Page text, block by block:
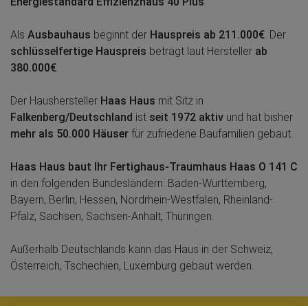
Als Ausbauhaus beginnt der Hauspreis ab 211.000€ . Der
schlüsselfertige Hauspreis beträgt laut Hersteller ab
380.000€
Der Haushersteller Haas Haus mit Sitz in
Falkenberg/Deutschland ist seit 1972 aktiv und hat bisher
mehr als 50.000 Häuser für zufriedene Baufamilien gebaut.
Haas Haus baut Ihr Fertighaus-Traumhaus Haas O 141 C
in den folgenden Bundesländern: Baden-Württemberg,
Bayern, Berlin, Hessen, Nordrhein-Westfalen, Rheinland-
Pfalz, Sachsen, Sachsen-Anhalt, Thüringen.
Außerhalb Deutschlands kann das Haus in der Schweiz,
Österreich, Tschechien, Luxemburg gebaut werden.